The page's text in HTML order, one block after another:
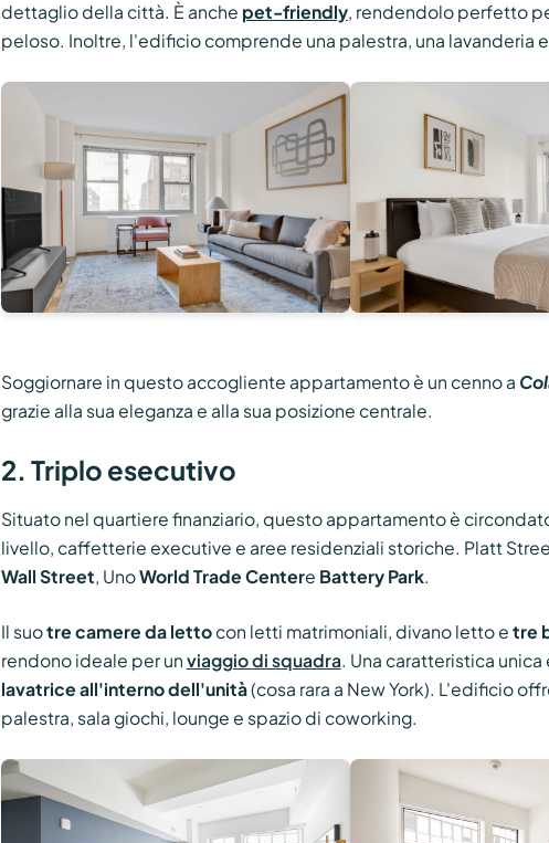
dettaglio della città. È anche pet-friendly, rendendolo perfetto
peloso. Inoltre, l'edificio comprende una palestra, una lavanderia
Soggiornare in questo accogliente appartamento è un cenno a
grazie alla sua eleganza e alla sua posizione centrale.
2. Triplo esecutivo
Situato nel quartiere finanziario, questo appartamento è
livello, caffetterie executive e aree residenziali storiche. Platt
Wall Street, UnoWorld Trade Centere Battery Park.
Il suotre camere da lettocon letti matrimoniali, divano letto e tre
rendono ideale per un viaggio di squadra. Una caratteristica unica
lavatrice all'interno dell'unità(cosa rara a New York). L'edificio
palestra, sala giochi, lounge e spazio di coworking.